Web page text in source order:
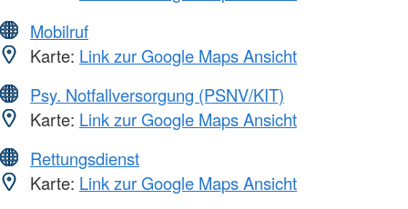
Mobilruf
Karte: Link zur Google Maps Ansicht
Psy. Notfallversorgung (PSNV/KIT)
Karte: Link zur Google Maps Ansicht
Rettungsdienst
Karte: Link zur Google Maps Ansicht